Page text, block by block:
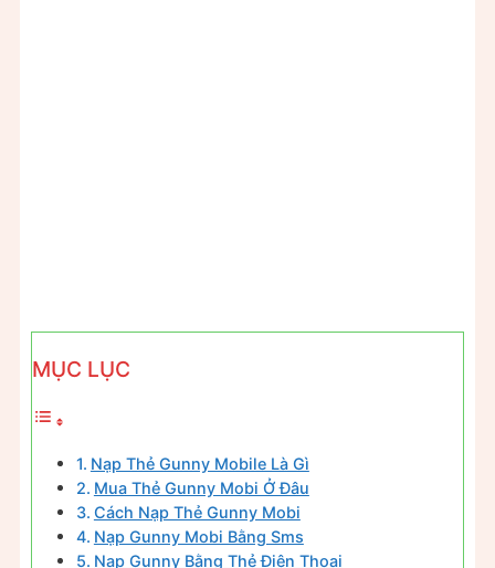
MỤC LỤC
Nạp Thẻ Gunny Mobile Là Gì
Mua Thẻ Gunny Mobi Ở Đâu
Cách Nạp Thẻ Gunny Mobi
Nạp Gunny Mobi Bằng Sms
Nạp Gunny Bằng Thẻ Điện Thoại